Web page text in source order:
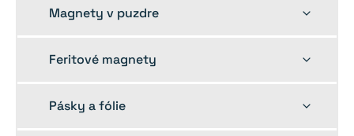
Magnety v puzdre
Toggle
Feritové magnety
Toggle
Pásky a fólie
Toggle